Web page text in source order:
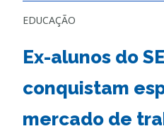
EDUCAÇÃO
Ex-alunos do
conquistam
mercado de